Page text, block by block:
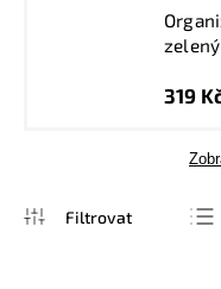
zelený
319